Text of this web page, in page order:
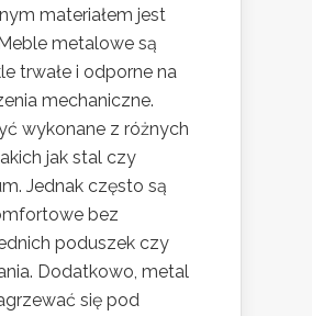
materiałem jest
metalowe są
trwałe i odporne na
mechaniczne.
wykonane z różnych
jak stal czy
Jednak często są
bez
poduszek czy
Dodatkowo, metal
się pod